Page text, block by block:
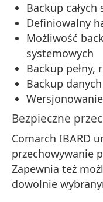
Backup
Definiowalny
Możliwość
systemowych
Backup pełny,
Backup
Bezpieczne
Comarch IBARD
przechowywanie
Zapewnia też
dowolnie